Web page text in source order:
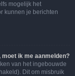
mogelijk het
kunnen je berichten
ik me aanmelden?
van het ingebouwde
Dit om misbruik